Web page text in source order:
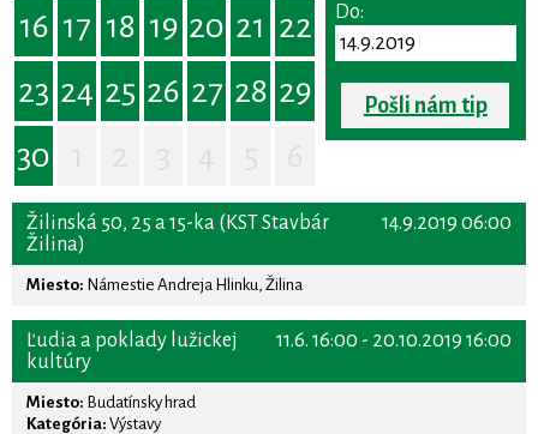
16 17 18 19 20 21 22
23 24 25 26 27 28 29
30
Do:
Pošli nám tip
14.9.2019 06:00
Žilinská 50, 25 a 15-ka (KST Stavbár
Žilina)
Miesto: Námestie Andreja Hlinku, Žilina
11.6. 16:00 - 20.10.2019 16:00
Ľudia a poklady lužickej
kultúry
Miesto: Budatínsky hrad
Kategória: Výstavy